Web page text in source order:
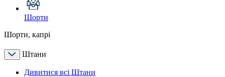
Шорти
Шорти, капрі
Штани
Дивитися всі Штани